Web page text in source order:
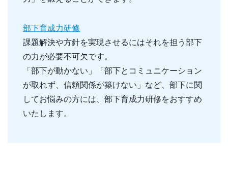
部下育成力研修
課題解決や方針を実現させるにはそれを担う部下
の力が必要不可欠です。
「部下が動かない」「部下とコミュニケーション
が取れず、信頼関係が築けない」など、部下に関
してお悩みの方には、部下育成力研修をおすすめ
いたします。